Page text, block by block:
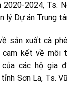
2024, Ts.
lý Dự án Trung
sản xuất cà
cam kết về môi
của các hộ gia
tỉnh Sơn La, Ts.